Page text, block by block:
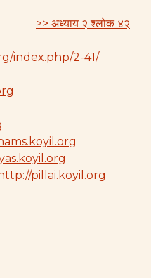
>> अध्याय २ श्लोक ४२
index.php/2-41/
http://pillai.koyil.org